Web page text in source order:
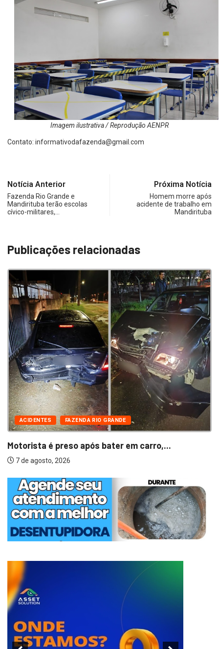
Imagem ilustrativa / Reprodução AENPR
Contato: informativodafazenda@gmail.com
Notícia Anterior
Fazenda Rio Grande e
Mandirituba terão escolas
cívico-militares,…
Próxima Notícia
Homem morre após
acidente de trabalho em
Mandirituba
Publicações relacionadas
ACIDENTES FAZENDA RIO GRANDE
Motorista é preso após bater em carro,...
7 de agosto, 2026